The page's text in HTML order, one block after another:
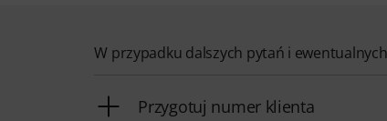
W przypadku dalszych pytań i
Przygotuj numer klienta